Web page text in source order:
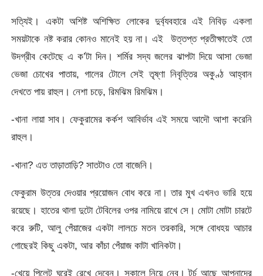
সত্যিই। একটা অশিষ্ট অশিক্ষিত লোকের দুর্ব্যবহারে এই নিবিড় একলা
সময়টাকে নষ্ট করার কোনও মানেই হয় না। এই উত্তপ্ত প্রতীক্ষাতেই তো
উদগ্রীব কেটেছে এ ক’টা দিন। শর্মির সদ্য জলের ঝাপটা দিয়ে আসা ভেজা
ভেজা চোখের পাতায়, গালের টোলে সেই তৃষ্ণা নিবৃত্তির অকুণ্ঠ আহ্বান
দেখতে পায় রাহুল। নেশা চড়ে, রিমঝিম রিমঝিম।
-খানা লায়া সাব। ফেকুরামের কর্কশ আবির্ভাব এই সময়ে আদৌ আশা করেনি
রাহুল।
-খানা? এত তাড়াতাড়ি? সাতটাও তো বাজেনি।
ফেকুরাম উত্তর দেওয়ার প্রয়োজন বোধ করে না। তার মুখ এখনও ভারি হয়ে
রয়েছে। হাতের থালা দুটো টেবিলের ওপর নামিয়ে রাখে সে। মোটা মোটা চারটে
করে রুটি, আলু পেঁয়াজের একটা লালচে মতন তরকারি, সঙ্গে বোধহয় আচার
গোছেরই কিছু একটা, আর কাঁচা পেঁয়াজ কাটা খানিকটা।
-খেয়ে পিলেট ঘরেই রেখে দেবেন। সকালে নিয়ে নেব। টর্চ আছে আপনাদের